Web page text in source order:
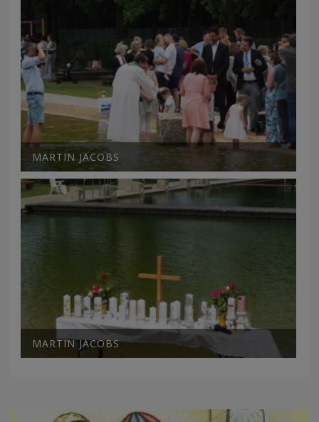
MARTIN JACOBS
MARTIN JACOBS